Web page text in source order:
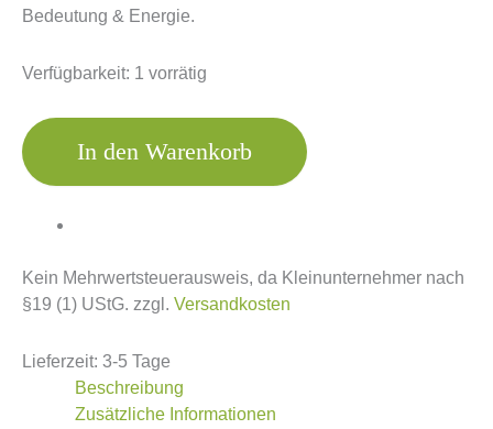
Bedeutung & Energie.
Verfügbarkeit: 1 vorrätig
In den Warenkorb
Kein Mehrwertsteuerausweis, da Kleinunternehmer nach
§19 (1) UStG. zzgl. Versandkosten
Lieferzeit: 3-5 Tage
Beschreibung
Zusätzliche Informationen